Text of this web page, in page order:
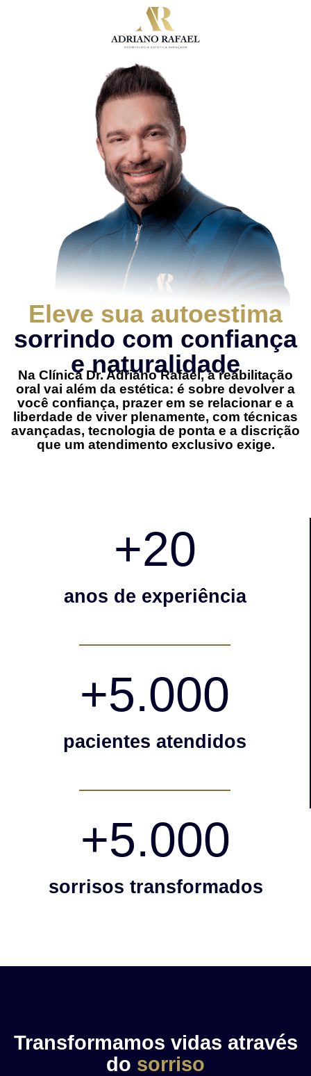
Eleve sua autoestima
sorrindo com confiança
e naturalidade
Na Clínica Dr. Adriano Rafael, a reabilitação
oral vai além da estética: é sobre devolver a
você confiança, prazer em se relacionar e a
liberdade de viver plenamente, com técnicas
avançadas, tecnologia de ponta e a discrição
que um atendimento exclusivo exige.
anos de experiência
+20
pacientes atendidos
+5.000
sorrisos transformados
+5.000
Transformamos vidas através
do sorriso